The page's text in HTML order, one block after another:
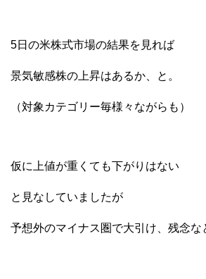
5日の米株式市場の結果を見れば
景気敏感株の上昇はあるか、と。
（対象カテゴリー毎様々ながらも）
仮に上値が重くても下がりはない
と見なしていましたが
予想外のマイナス圏で大引け、残念な